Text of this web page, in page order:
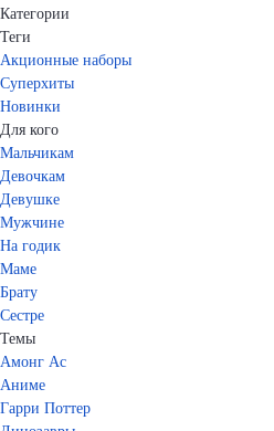
Категории
Теги
Акционные наборы
Суперхиты
Новинки
Для кого
Мальчикам
Девочкам
Девушке
Мужчине
На годик
Маме
Брату
Сестре
Темы
Амонг Ас
Аниме
Гарри Поттер